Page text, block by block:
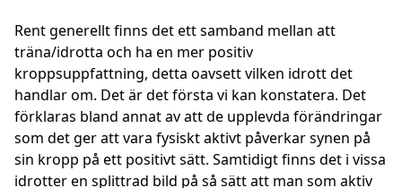
Rent generellt finns det ett samband mellan att
träna/idrotta och ha en mer positiv
kroppsuppfattning, detta oavsett vilken idrott det
handlar om. Det är det första vi kan konstatera. Det
förklaras bland annat av att de upplevda förändringar
som det ger att vara fysiskt aktivt påverkar synen på
sin kropp på ett positivt sätt. Samtidigt finns det i vissa
idrotter en splittrad bild på så sätt att man som aktiv